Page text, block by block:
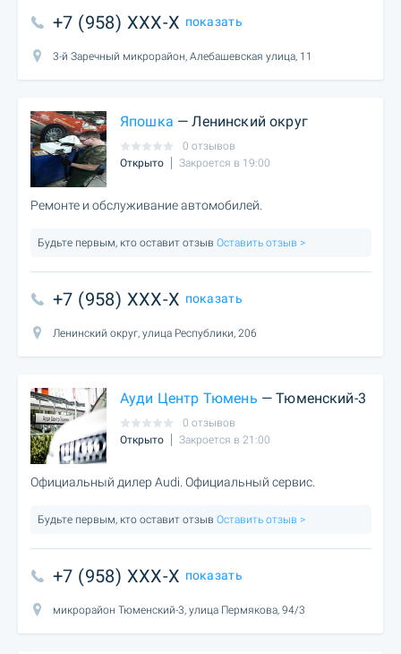
+7 (958) XXX-X показать
3-й Заречный микрорайон, Алебашевская улица, 11
Япошка — Ленинский округ
0 отзывов
Открыто
Закроется в 19:00
Ремонте и обслуживание автомобилей.
Будьте первым, кто оставит отзыв Оставить отзыв >
+7 (958) XXX-X показать
Ленинский округ, улица Республики, 206
Ауди Центр Тюмень — Тюменский-3
0 отзывов
Открыто
Закроется в 21:00
Официальный дилер Audi. Официальный сервис.
Будьте первым, кто оставит отзыв Оставить отзыв >
+7 (958) XXX-X показать
микрорайон Тюменский-3, улица Пермякова, 94/3